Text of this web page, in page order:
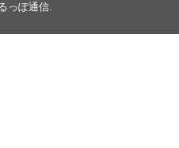
っぽ通信.